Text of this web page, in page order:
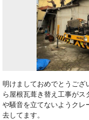
明けましておめでとうご
ら屋根瓦葺き替え工事がス
や騒音を立てないようクレ
去してます。